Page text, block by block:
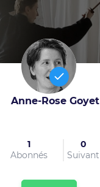
Anne-Rose Goyet
1
Abonnés
0
Suivant